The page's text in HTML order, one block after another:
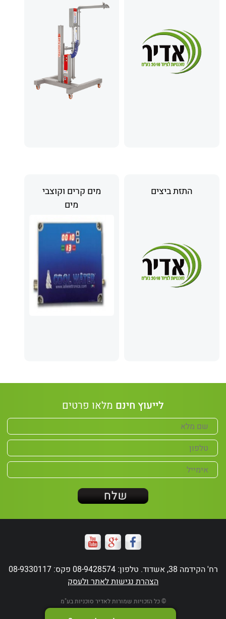
התזת ביצים
מים קרים וקוצבי
מים
לייעוץ חינם מלאו פרטים
רח' הקידמה 38, אשדוד. טלפון: 08-9428574 פקס: 08-9330117
הצהרת נגישות לאתר ולעסק
© כל הזכויות שמורות לאדיר סוכניות בע"מ